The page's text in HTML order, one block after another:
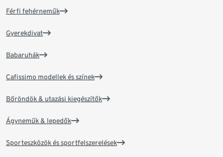
Férfi fehérneműk
Gyerekdivat
Babaruhák
Cafissimo modellek és színek
Bőröndök & utazási kiegészítők
Ágyneműk & lepedők
Sporteszközök és sportfelszerelések